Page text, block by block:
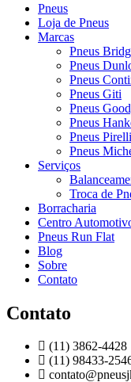
Pneus
Loja de Pneus
Marcas
Pneus
Pneus
Pneus
Pneus Giti
Pneus
Pneus
Pneus Pirelli
Pneus
Serviços
Troca de
Borracharia
Centro
Pneus Run Flat
Blog
Sobre
Contato
Contato
(11) 3862-4428
(11) 98433-